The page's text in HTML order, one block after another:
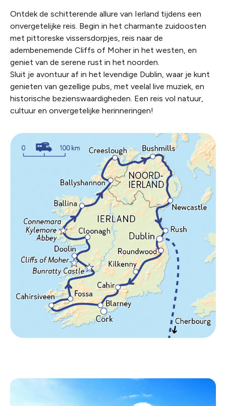
Ontdek de schitterende allure van Ierland tijdens een
onvergetelijke reis. Begin in het charmante zuidoosten
met pittoreske vissersdorpjes, reis naar de
adembenemende Cliffs of Moher in het westen, en
geniet van de serene rust in het noorden.
Sluit je avontuur af in het levendige Dublin, waar je kunt
genieten van gezellige pubs, met veelal live muziek, en
historische bezienswaardigheden. Een reis vol natuur,
cultuur en onvergetelijke herinneringen!